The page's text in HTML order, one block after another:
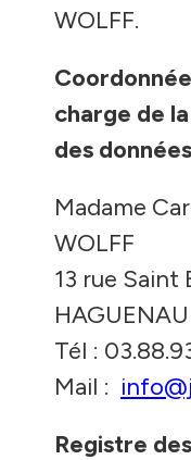
WOLFF.
charge de
des
Madame
WOLFF
13 rue Saint
HAGUENAU
Tél :
Mail :
Registre